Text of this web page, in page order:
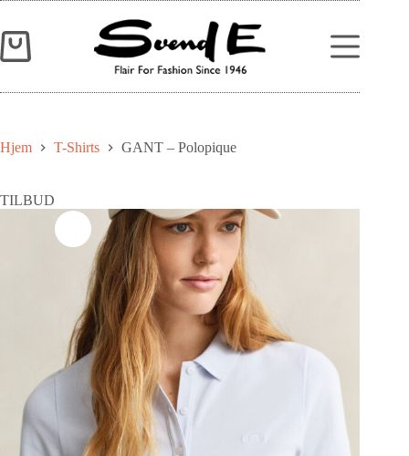
Hjem T-Shirts GANT – Polopique
TILBUD